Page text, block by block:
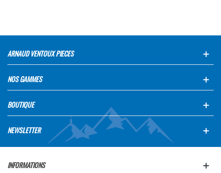
ARNAUD VENTOUX PIECES
NOS GAMMES
BOUTIQUE
NEWSLETTER
INFORMATIONS